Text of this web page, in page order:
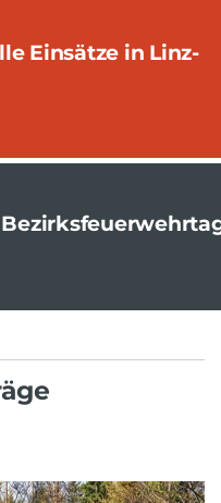
Einsätze in Linz-